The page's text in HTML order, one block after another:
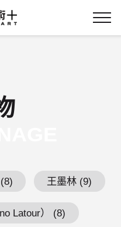
Menu
王墨林 (9)
Latour） (8)